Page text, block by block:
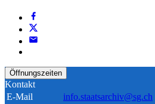
Öffnungszeiten
Kontakt
E-Mail
info.staatsarchiv@sg.ch